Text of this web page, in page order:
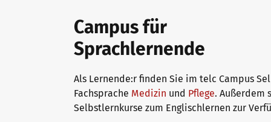
Sprachprüfungen: Support & FAQ
Training: Support & FAQ
Wir sind telc
Campus für
Sprachlernende
Als Lernende:r finden Sie im telc Campus
Fachsprache Medizin und Pflege. Außerdem
Selbstlernkurse zum Englischlernen zur